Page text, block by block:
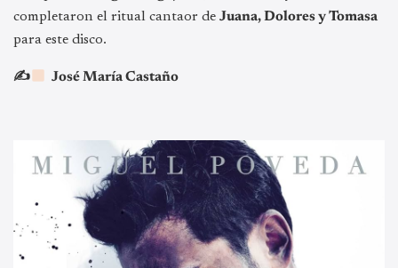
completaron el ritual cantaor de Juana, Dolores y Tomasa
para este disco.
✍ José María Castaño